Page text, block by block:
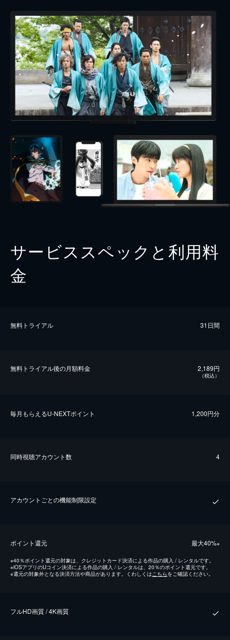
サービススペックと利用料
金
無料トライアル 31日間
無料トライアル後の⽉額料金 2,189円
（税込）
毎⽉もらえるU-NEXTポイント 1,200円分
同時視聴アカウント数 4
アカウントごとの機能制限設定
ポイント還元 最⼤40%※
※40％ポイント還元の対象は、クレジットカード決済による作品の購入 / レンタルです。
※iOSアプリのUコイン決済による作品の購入 / レンタルは、20％のポイント還元です。
※還元の対象外となる決済方法や商品があります。くわしくはこちらをご確認ください。
フルHD画質 / 4K画質